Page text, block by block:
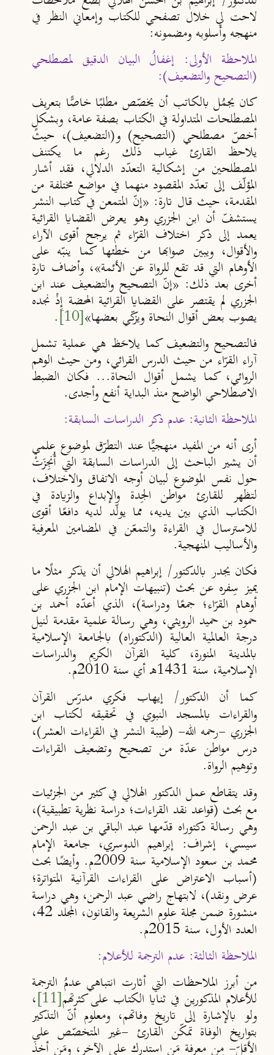
لاحت لي خلال تصفحي للكتاب وإمعاني النظر في
منهجه وأسلوبه ومضمونه:
الملاحظة الأولى: إغفالُ البيان الدقيق لمصطلحي
(التصحيح والتضعيف):
كان يجمُل بالكاتب أن يخصّص مطلبًا خاصًّا بتعريف
المصطلحات المتداولة في الكتاب بصفة عامة، وبشكلٍ
أخصّ مصطلحي (التصحيح) و(التضعيف)، حيث
يلاحظ القارئ غياب ذلك رغم ما يكتنف
المصطلحين من إشكالية التعدّد الدلالي، فقد أشار
المؤلّف إلى تعدّد المقصود منهما في مواضع مختلفة من
المقدمة، حيث قال تارة: «إنّ المتمعن في كتاب النشر
يستشفّ أن ابن الجزري وهو يعرض القضايا القرائية
يعمد إلى ذكر اختلاف القرّاء ثم يرجح أقوى الآراء
والأقوال، ويبين صوابها من خطئها كما ينبّه على
الأوهام التي قد تقع للرواة عن الأئمة»، وأضاف تارة
أخرى بعد ذلك: «إنّ التصحيح والتضعيف عند ابن
الجزري لم يقتصر على القضايا القرائية المحضة إِذْ نجده
يصوب بعض أقوال النحاة ويزكّي بعضها»[10]
.
فالتصحيح والتضعيف كما يلاحَظ هي عملية تشمل
آراء القرّاء من حيث الدرس القرائي، ومن حيث الوهم
الروائي، كما يشمل أقوال النحاة... فكان الضبط
الاصطلاحي الواضح منذ البداية أنفع وأجدى.
الملاحظة الثانية: عدم ذكر الدراسات السابقة:
أرى أنه من المفيد منهجيًّا عند التطرّق لموضوع علمي
أن يشير الباحث إلى الدراسات السابقة التي أُنجِزَتْ
حول نفس الموضوع لبيان أوجه الاتفاق والاختلاف،
لتظهر للقارئ مواطن الجِدة والإبداع والزيادة في
الكتاب الذي بين يديه، مما يولّد لديه دافعًا أقوى
للاسترسال في القراءة والتمعّن في المضامين المعرفية
والأساليب المنهجية.
فكان يجدر بالدكتور/ إبراهيم الهلالي أن يذكر مثلًا ما
يميز سِفره عن بحث (تنبيهات الإمام ابن الجزري على
أوهام القرّاء؛ جمعًا ودراسة)، الذي أعدّه أحمد بن
حمود بن حميد الرويثي، وهي رسالة علمية مقدمة لنيل
درجة العالمية العالية (الدكتوراه) بالجامعة الإسلامية
بالمدينة المنورة، كلية القرآن الكريم والدراسات
الإسلامية، سنة 1431هـ أي سنة 2010م.
كما أن الدكتور/ إيهاب فكري مدرّس القرآن
والقراءات بالمسجد النبوي في تحقيقه لكتاب ابن
الجزري -رحمه الله- (طيبة النشر في القراءات العشر)،
درس مواطن عدّة من تصحيح وتضعيف القراءات
وتوهيم الرواة.
وقد يتقاطع عمل الدكتور الهلالي في كثير من الجزئيات
مع بحث (قواعد نقد القراءات؛ دراسة نظرية تطبيقية)،
وهي رسالة دكتوراه قدّمها عبد الباقي بن عبد الرحمن
سيسي، إشراف: إبراهيم الدوسري، جامعة الإمام
محمد بن سعود الإسلامية سنة 2009م. وأيض ا بحث
(أسباب الاعتراض على القراءات القرآنية المتواترة؛
عرض ونقد)، لابتهاج راضي عبد الرحمن، وهي دراسة
منشورة ضمن مجلة علوم الشريعة والقانون، المجلد 42،
العدد الأول، سنة 2015م.
الملاحظة الثالثة: عدم الترجمة للأعلام:
من أبرز الملاحظات التي أثارت انتباهي عدمُ الترجمة
للأعلام المذكورين في ثنايا الكتاب على كثرتهم[11] ،
ولو بالإشارة إلى تاريخ وفاتهم، ومعلوم أنّ التذكير
بتواريخ الوفاة تمكّن القارئ -غير المتخصّص على
الأقلّ- مِن معرفة مَن استدرك على الآخر، ومَن أخذَ